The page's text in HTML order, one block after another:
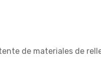
de materiales de